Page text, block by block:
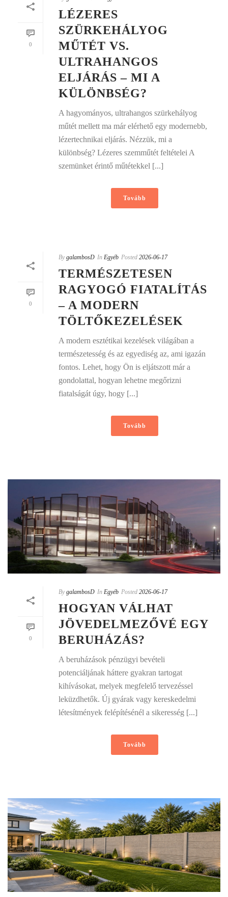
0
LÉZERES
SZÜRKEHÁLYOG
MŰTÉT VS.
ULTRAHANGOS
ELJÁRÁS – MI A
KÜLÖNBSÉG?
A hagyományos, ultrahangos szürkehályog
műtét mellett ma már elérhető egy modernebb,
lézertechnikai eljárás. Nézzük, mi a
különbség? Lézeres szemműtét feltételei A
szemünket érintő műtétekkel [...]
Tovább
0
By galambosD In Egyéb Posted 2026-06-17
TERMÉSZETESEN
RAGYOGÓ FIATALÍTÁS
– A MODERN
TÖLTŐKEZELÉSEK
A modern esztétikai kezelések világában a
természetesség és az egyediség az, ami igazán
fontos. Lehet, hogy Ön is eljátszott már a
gondolattal, hogyan lehetne megőrizni
fiatalságát úgy, hogy [...]
Tovább
0
By galambosD In Egyéb Posted 2026-06-17
HOGYAN VÁLHAT
JÖVEDELMEZŐVÉ EGY
BERUHÁZÁS?
A beruházások pénzügyi bevételi
potenciáljának háttere gyakran tartogat
kihívásokat, melyek megfelelő tervezéssel
leküzdhetők. Új gyárak vagy kereskedelmi
létesítmények felépítésénél a sikeresség [...]
Tovább